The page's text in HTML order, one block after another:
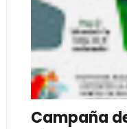
Campaña